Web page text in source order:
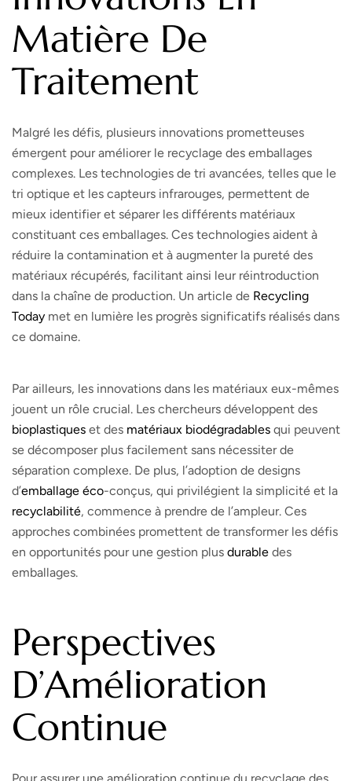
Matière De
Traitement
Malgré les défis, plusieurs innovations prometteuses
émergent pour améliorer le recyclage des emballages
complexes. Les technologies de tri avancées, telles que le
tri optique et les capteurs infrarouges, permettent de
mieux identifier et séparer les différents matériaux
constituant ces emballages. Ces technologies aident à
réduire la contamination et à augmenter la pureté des
matériaux récupérés, facilitant ainsi leur réintroduction
dans la chaîne de production. Un article de Recycling
Today met en lumière les progrès significatifs réalisés dans
ce domaine.
Par ailleurs, les innovations dans les matériaux eux-mêmes
jouent un rôle crucial. Les chercheurs développent des
bioplastiques et des matériaux biodégradables qui peuvent
se décomposer plus facilement sans nécessiter de
séparation complexe. De plus, l’adoption de designs
d’emballage éco-conçus, qui privilégient la simplicité et la
recyclabilité, commence à prendre de l’ampleur. Ces
approches combinées promettent de transformer les défis
en opportunités pour une gestion plus durable des
emballages.
Perspectives
D’Amélioration
Continue